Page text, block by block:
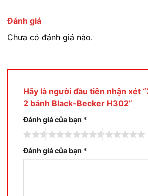
Đánh giá
Chưa có đánh giá nào.
Hãy là người đầu tiên nhận xét
2 bánh Black-Becker H302”
Đánh giá của bạn *
Đánh giá của bạn *